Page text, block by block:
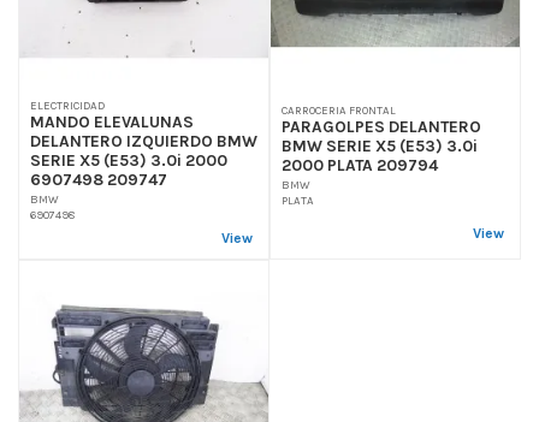
ELECTRICIDAD
MANDO ELEVALUNAS
DELANTERO IZQUIERDO BMW
SERIE X5 (E53) 3.0i 2000
6907498 209747
BMW
6907498
View
CARROCERIA FRONTAL
PARAGOLPES DELANTERO
BMW SERIE X5 (E53) 3.0i
2000 PLATA 209794
BMW
PLATA
View